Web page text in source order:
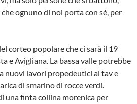
ognuno di noi porta con sé, per
corteo popolare che ci sarà il 19
e Avigliana. La bassa valle potrebbe
nuovi lavori propedeutici al tav e
di smarino di rocce verdi.
una finta collina morenica per